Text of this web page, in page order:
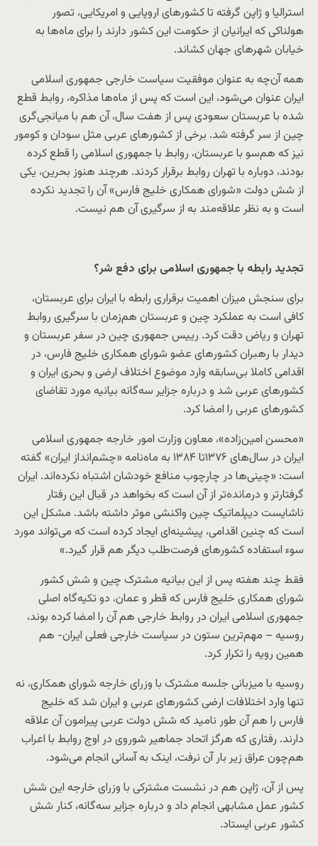
استرالیا و ژاپن گرفته تا کشورهای اروپایی و امریکایی، تصور
هولناکی که ایرانیان از حکومت این کشور دارند را برای ماه‌ها به
خیابان شهرهای جهان کشاند.
همه آن‌چه به عنوان موفقیت سیاست خارجی جمهوری اسلامی
ایران عنوان می‌شود، این است که پس از ماه‌ها مذاکره، روابط قطع
شده با عربستان سعودی پس از هفت سال، آن هم با میانجی‌گری
چین از سر گرفته شد. برخی از کشورهای عربی مثل سودان و کومور
نیز که هم‌سو با عربستان، روابط با جمهوری اسلامی را قطع کرده
بودند، دوباره با تهران روابط برقرار کردند. هرچند هنوز بحرین، یکی
از شش دولت «شورای همکاری خلیج فارس» آن را تجدید نکرده
است و به نظر علاقه‌مند به از سرگیری آن هم نیست.
تجدید رابطه با جمهوری اسلامی برای دفع شر؟
برای سنجش میزان اهمیت برقراری رابطه با ایران برای عربستان،
کافی است به عملکرد چین و عربستان هم‌زمان با سرگیری روابط
تهران و ریاض دقت کرد. رییس جمهوری چین در سفر عربستان و
دیدار با رهبران کشورهای عضو شورای همکاری خلیج فارس، در
اقدامی کاملا بی‌سابقه وارد موضوع اختلاف ارضی و بحری ایران و
کشورهای عربی شد و درباره جزایر سه‌گانه بیانیه مورد تقاضای
کشورهای عربی را امضا کرد.
«محسن امین‌زاده»، معاون وزارت امور خارجه جمهوری اسلامی
ایران در سال‌های ۱۳۷۶تا ۱۳۸۴ به ماه‌نامه «چشم‌انداز ایران» گفته
است: «چینی‌ها در چارچوب منافع خودشان اشتباه نکرده‌اند. ایران
گرفتارتر و درمانده‌تر از آن است که بخواهد در قبال این رفتار
ناشایست دیپلماتیک چین واکنشی موثر داشته باشد. مشکل این
است که چنین اقدامی، پیشینه‌ای ایجاد کرده است که می‌تواند مورد
سوء‌ استفاده کشورهای فرصت‌طلب دیگر هم قرار گیرد.»
فقط چند هفته پس از این بیانیه مشترک چین و شش کشور
شورای همکاری خلیج فارس که قطر و عمان، دو تکیه‌گاه اصلی
جمهوری اسلامی ایران در روابط خارجی هم آن را امضا کرده بوند،
روسیه – مهم‌ترین ستون در سیاست خارجی فعلی ایران- هم
همین رویه را تکرار کرد.
روسیه با میزبانی جلسه مشترک با وزرای خارجه شورای همکاری، نه
تنها وارد اختلافات ارضی کشورهای عربی و ایران شد که خلیج
فارس را هم آن طور نامید که شش دولت عربی پیرامون آن علاقه
دارند. رفتاری که هرگز اتحاد جماهیر شوروی در اوج روابط با اعراب
هم‌چون عراق زیر بار آن نرفت، اینک به آسانی انجام می‌شود.
پس از آن، ژاپن هم در نشست مشترکی با وزرای خارجه این شش
کشور عمل مشابهی انجام داد و درباره جزایر سه‌گانه، کنار شش
کشور عربی ایستاد.